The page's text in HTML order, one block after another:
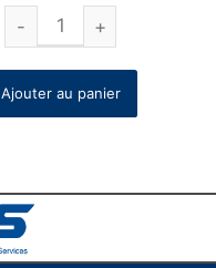
Ajouter au panier